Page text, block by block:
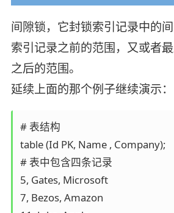
间隙锁，它封锁索引记录中的
索引记录之前的范围，又或者
之后的范围。
延续上面的那个例子继续演示：
# 表结构
table (Id PK, Name , Company);
# 表中包含四条记录
5, Gates, Microsoft
7, Bezos, Amazon